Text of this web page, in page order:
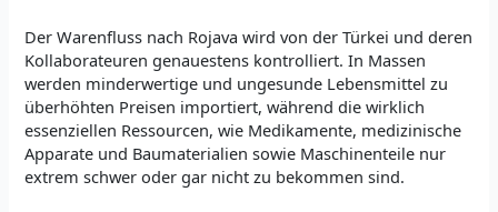
Der Warenfluss nach Rojava wird von der Türkei und deren
Kollaborateuren genauestens kontrolliert. In Massen
werden minderwertige und ungesunde Lebensmittel zu
überhöhten Preisen importiert, während die wirklich
essenziellen Ressourcen, wie Medikamente, medizinische
Apparate und Baumaterialien sowie Maschinenteile nur
extrem schwer oder gar nicht zu bekommen sind.